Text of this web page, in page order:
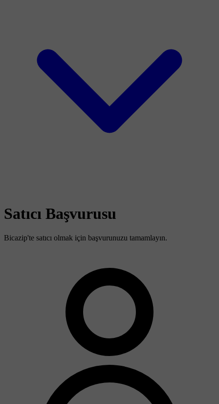
Satıcı Başvurusu
Bicazip'te satıcı olmak için başvurunuzu tamamlayın.